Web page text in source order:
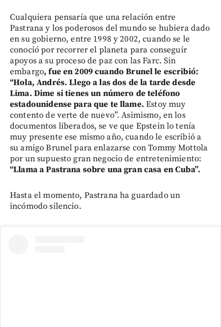
Cualquiera pensaría que una relación entre
Pastrana y los poderosos del mundo se hubiera dado
en su gobierno, entre 1998 y 2002, cuando se le
conoció por recorrer el planeta para conseguir
apoyos a su proceso de paz con las Farc. Sin
embargo, fue en 2009 cuando Brunel le escribió:
“Hola, Andrés. Llego a las dos de la tarde desde
Lima. Dime si tienes un número de teléfono
estadounidense para que te llame. Estoy muy
contento de verte de nuevo”. Asimismo, en los
documentos liberados, se ve que Epstein lo tenía
muy presente ese mismo año, cuando le escribió a
su amigo Brunel para enlazarse con Tommy Mottola
por un supuesto gran negocio de entretenimiento:
“Llama a Pastrana sobre una gran casa en Cuba”.
Hasta el momento, Pastrana ha guardado un
incómodo silencio.